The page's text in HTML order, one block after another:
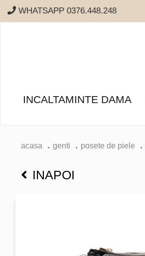
WHATSAPP 0376.448.248
INCALTAMINTE DAMA
acasa genti posete de piele
INAPOI